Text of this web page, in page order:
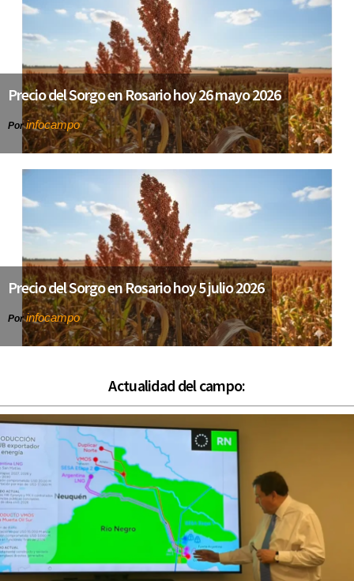
Precio del Sorgo en Rosario hoy 26 mayo 2026
Porinfocampo
Precio del Sorgo en Rosario hoy 5 julio 2026
Porinfocampo
Actualidad del campo: